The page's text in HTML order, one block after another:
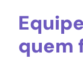
quem